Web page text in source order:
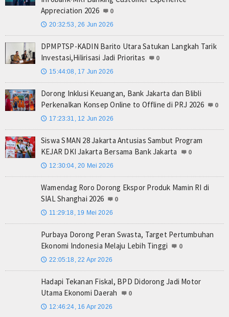
Appreciation 2026
0
🕔 20:32:53, 26 Jun 2026
DPMPTSP-KADIN Barito Utara Satukan Langkah Tarik
Investasi,Hilirisasi Jadi Prioritas
0
🕔 15:44:08, 17 Jun 2026
Dorong Inklusi Keuangan, Bank Jakarta dan Blibli
Perkenalkan Konsep Online to Offline di PRJ 2026
0
🕔 17:23:31, 12 Jun 2026
Siswa SMAN 28 Jakarta Antusias Sambut Program
KEJAR DKI Jakarta Bersama Bank Jakarta
0
🕔 12:30:04, 20 Mei 2026
Wamendag Roro Dorong Ekspor Produk Mamin RI di
SIAL Shanghai 2026
0
🕔 11:29:18, 19 Mei 2026
Purbaya Dorong Peran Swasta, Target Pertumbuhan
Ekonomi Indonesia Melaju Lebih Tinggi
0
🕔 22:05:18, 22 Apr 2026
Hadapi Tekanan Fiskal, BPD Didorong Jadi Motor
Utama Ekonomi Daerah
0
🕔 12:46:24, 16 Apr 2026